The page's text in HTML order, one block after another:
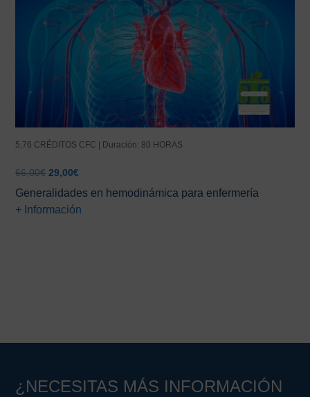
5,76 CRÉDITOS CFC | Duración: 80 HORAS
66,00€ El
precio
original
era:
29,00€El
actual
es:
Generalidades en hemodinámica para enfermería
+ Información
¿NECESITAS MÁS INFORMACIÓN